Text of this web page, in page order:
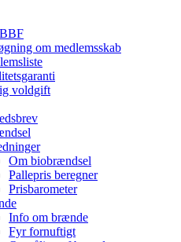
om medlemsskab
voldgift
Om biobrændsel
Pallepris beregner
Prisbarometer
Info om brænde
Fyr fornuftigt